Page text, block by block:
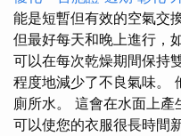
能是短暫但有效的空氣交
但最好每天和晚上進行，
可以在每次乾燥期間保持
程度地減少了不良氣味。
廁所水。 這會在水面上
可以使您的衣服很長時間